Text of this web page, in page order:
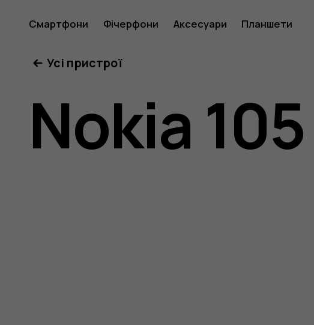
Посібник
Nokia
Смартфони Фічерфони Аксесуари Планшети
Усі пристрої
Nokia